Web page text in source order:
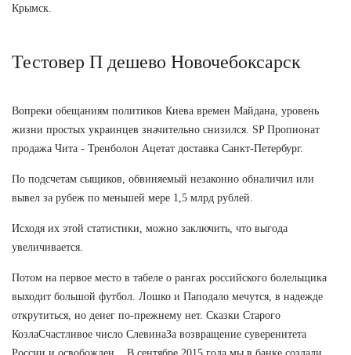
Крымск.
Тестовер П дешево Новочебоксарск
Вопреки обещаниям политиков Киева времен Майдана, уровень
жизни простых украинцев значительно снизился. SP Пропионат
продажа Чита - Тренболон Ацетат доставка Санкт-Петербург.
По подсчетам сыщиков, обвиняемый незаконно обналичил или
вывел за рубеж по меньшей мере 1,5 млрд рублей.
Исходя их этой статистики, можно заключить, что выгода
увеличивается.
Потом на первое место в табеле о рангах российского болельщика
выходит большой футбол. Лошко и Паподало мечутся, в надежде
открутиться, но денег по-прежнему нет. Сказки Старого
КозлаСчастливое число СлевинаЗа возвращение суверенитета